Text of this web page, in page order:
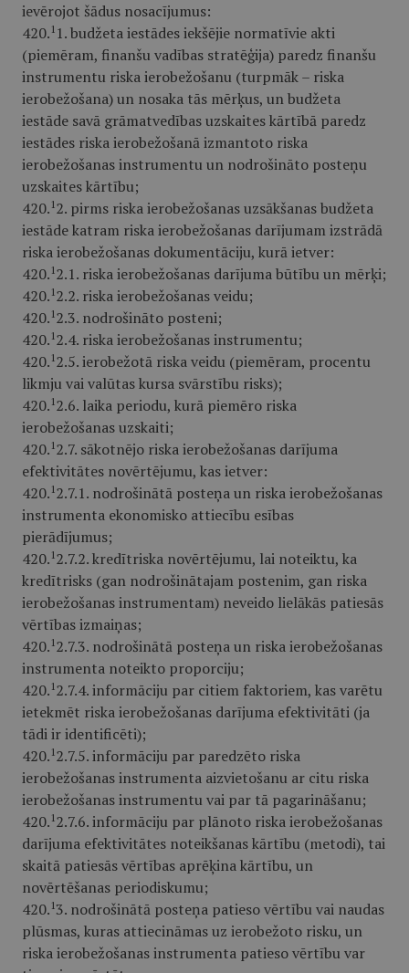
ievērojot šādus nosacījumus:
420. 1 1. budžeta iestādes iekšējie normatīvie akti
(piemēram, finanšu vadības stratēģija) paredz finanšu
instrumentu riska ierobežošanu (turpmāk – riska
ierobežošana) un nosaka tās mērķus, un budžeta
iestāde savā grāmatvedības uzskaites kārtībā paredz
iestādes riska ierobežošanā izmantoto riska
ierobežošanas instrumentu un nodrošināto posteņu
uzskaites kārtību;
420. 1 2. pirms riska ierobežošanas uzsākšanas budžeta
iestāde katram riska ierobežošanas darījumam izstrādā
riska ierobežošanas dokumentāciju, kurā ietver:
420. 1 2.1. riska ierobežošanas darījuma būtību un mērķi;
420. 1 2.2. riska ierobežošanas veidu;
420. 1 2.3. nodrošināto posteni;
420. 1 2.4. riska ierobežošanas instrumentu;
420. 1 2.5. ierobežotā riska veidu (piemēram, procentu
likmju vai valūtas kursa svārstību risks);
420. 1 2.6. laika periodu, kurā piemēro riska
ierobežošanas uzskaiti;
420. 1 2.7. sākotnējo riska ierobežošanas darījuma
efektivitātes novērtējumu, kas ietver:
420. 1 2.7.1. nodrošinātā posteņa un riska ierobežošanas
instrumenta ekonomisko attiecību esības
pierādījumus;
420. 1 2.7.2. kredītriska novērtējumu, lai noteiktu, ka
kredītrisks (gan nodrošinātajam postenim, gan riska
ierobežošanas instrumentam) neveido lielākās patiesās
vērtības izmaiņas;
420. 1 2.7.3. nodrošinātā posteņa un riska ierobežošanas
instrumenta noteikto proporciju;
420. 1 2.7.4. informāciju par citiem faktoriem, kas varētu
ietekmēt riska ierobežošanas darījuma efektivitāti (ja
tādi ir identificēti);
420. 1 2.7.5. informāciju par paredzēto riska
ierobežošanas instrumenta aizvietošanu ar citu riska
ierobežošanas instrumentu vai par tā pagarināšanu;
420. 1 2.7.6. informāciju par plānoto riska ierobežošanas
darījuma efektivitātes noteikšanas kārtību (metodi), tai
skaitā patiesās vērtības aprēķina kārtību, un
novērtēšanas periodiskumu;
420. 1 3. nodrošinātā posteņa patieso vērtību vai naudas
plūsmas, kuras attiecināmas uz ierobežoto risku, un
riska ierobežošanas instrumenta patieso vērtību var